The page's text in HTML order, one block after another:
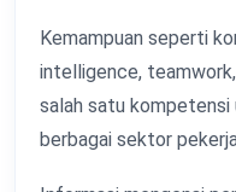
Kemampuan seperti
intelligence,
salah satu kompetensi
berbagai sektor